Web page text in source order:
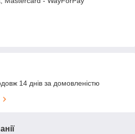
14 днів за домовленістю